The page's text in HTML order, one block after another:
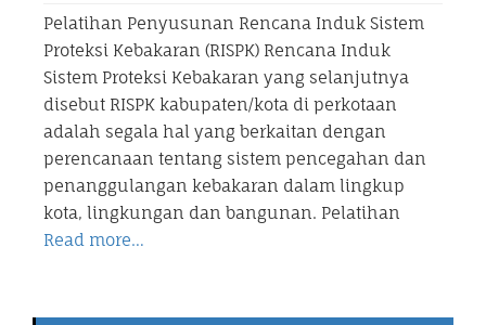
Pelatihan Penyusunan Rencana Induk Sistem
Proteksi Kebakaran (RISPK) Rencana Induk
Sistem Proteksi Kebakaran yang selanjutnya
disebut RISPK kabupaten/kota di perkotaan
adalah segala hal yang berkaitan dengan
perencanaan tentang sistem pencegahan dan
penanggulangan kebakaran dalam lingkup
kota, lingkungan dan bangunan. Pelatihan
Read more…